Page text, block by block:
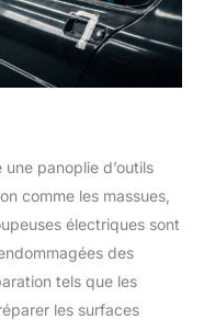
panoplie d’outils
comme les massues,
électriques sont
des
tels que les
les surfaces